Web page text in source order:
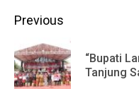
Continue
Reading
Previous
“Bupati
Tanjung